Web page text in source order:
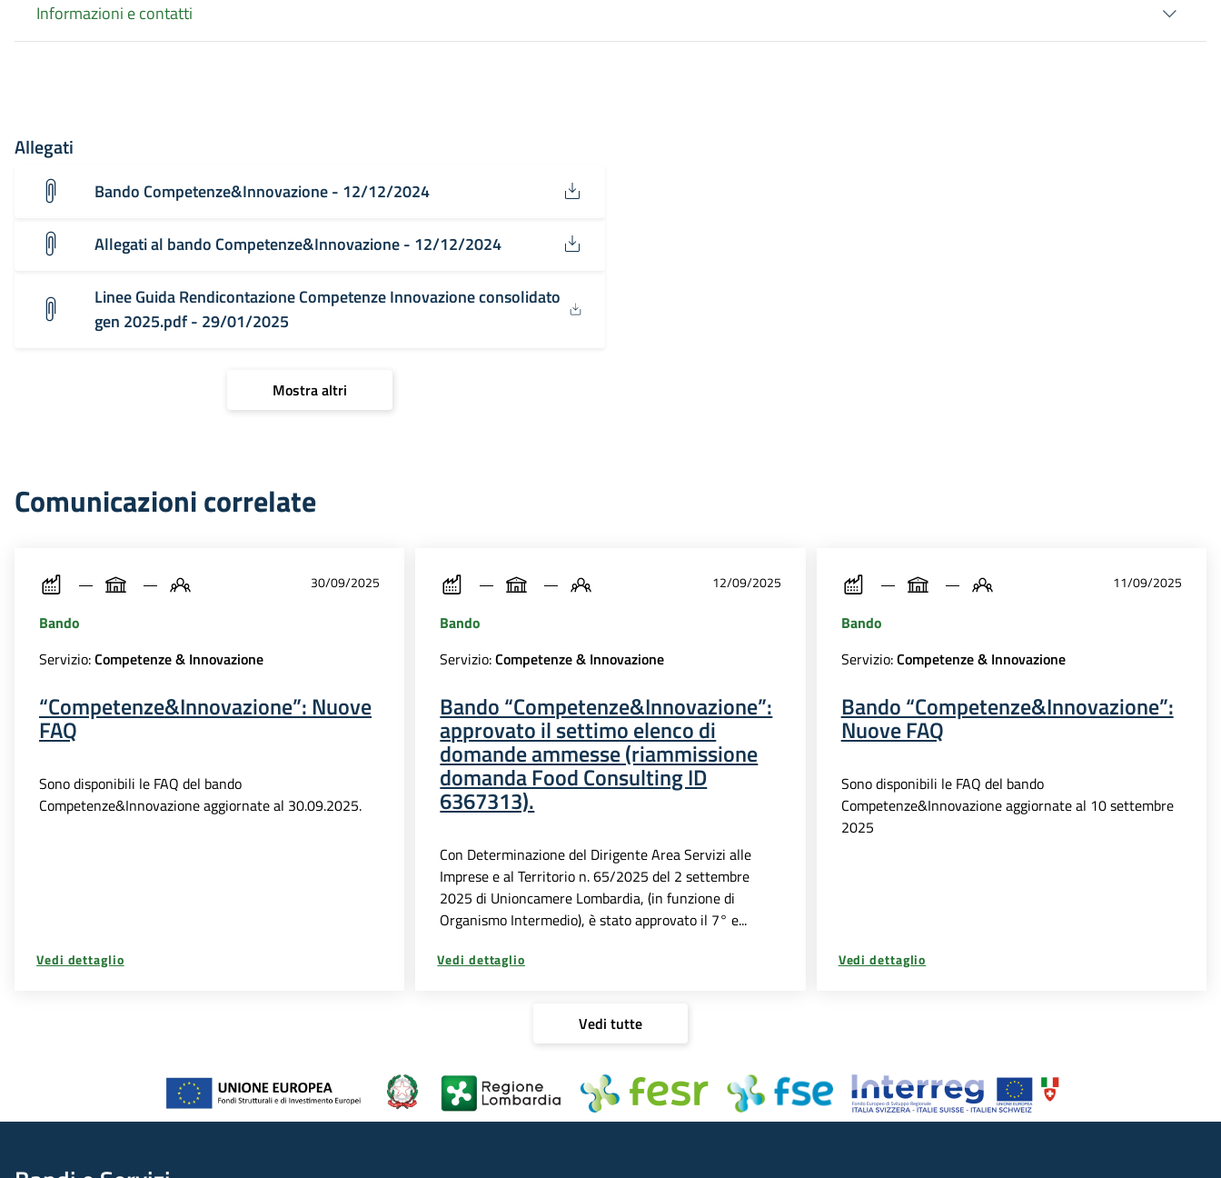
Informazioni e contatti
Allegati
Bando Competenze&Innovazione - 12/12/2024
Allegati al bando Competenze&Innovazione - 12/12/2024
Linee Guida Rendicontazione Competenze Innovazione consolidato
gen 2025.pdf - 29/01/2025
Mostra altri
Comunicazioni correlate
30/09/2025
Bando
Servizio:Competenze & Innovazione
“Competenze&Innovazione”: Nuove
FAQ
Sono disponibili le FAQ del bando
Competenze&Innovazione aggiornate al 30.09.2025.
Vedi dettaglio
12/09/2025
Bando
Servizio:Competenze & Innovazione
Bando “Competenze&Innovazione”:
approvato il settimo elenco di
domande ammesse (riammissione
domanda Food Consulting ID
6367313).
Con Determinazione del Dirigente Area Servizi alle
Imprese e al Territorio n. 65/2025 del 2 settembre
2025 di Unioncamere Lombardia, (in funzione di
Organismo Intermedio), è stato approvato il 7° e...
Vedi dettaglio
11/09/2025
Bando
Servizio:Competenze & Innovazione
Bando “Competenze&Innovazione”:
Nuove FAQ
Sono disponibili le FAQ del bando
Competenze&Innovazione aggiornate al 10 settembre
2025
Vedi dettaglio
Vedi tutte